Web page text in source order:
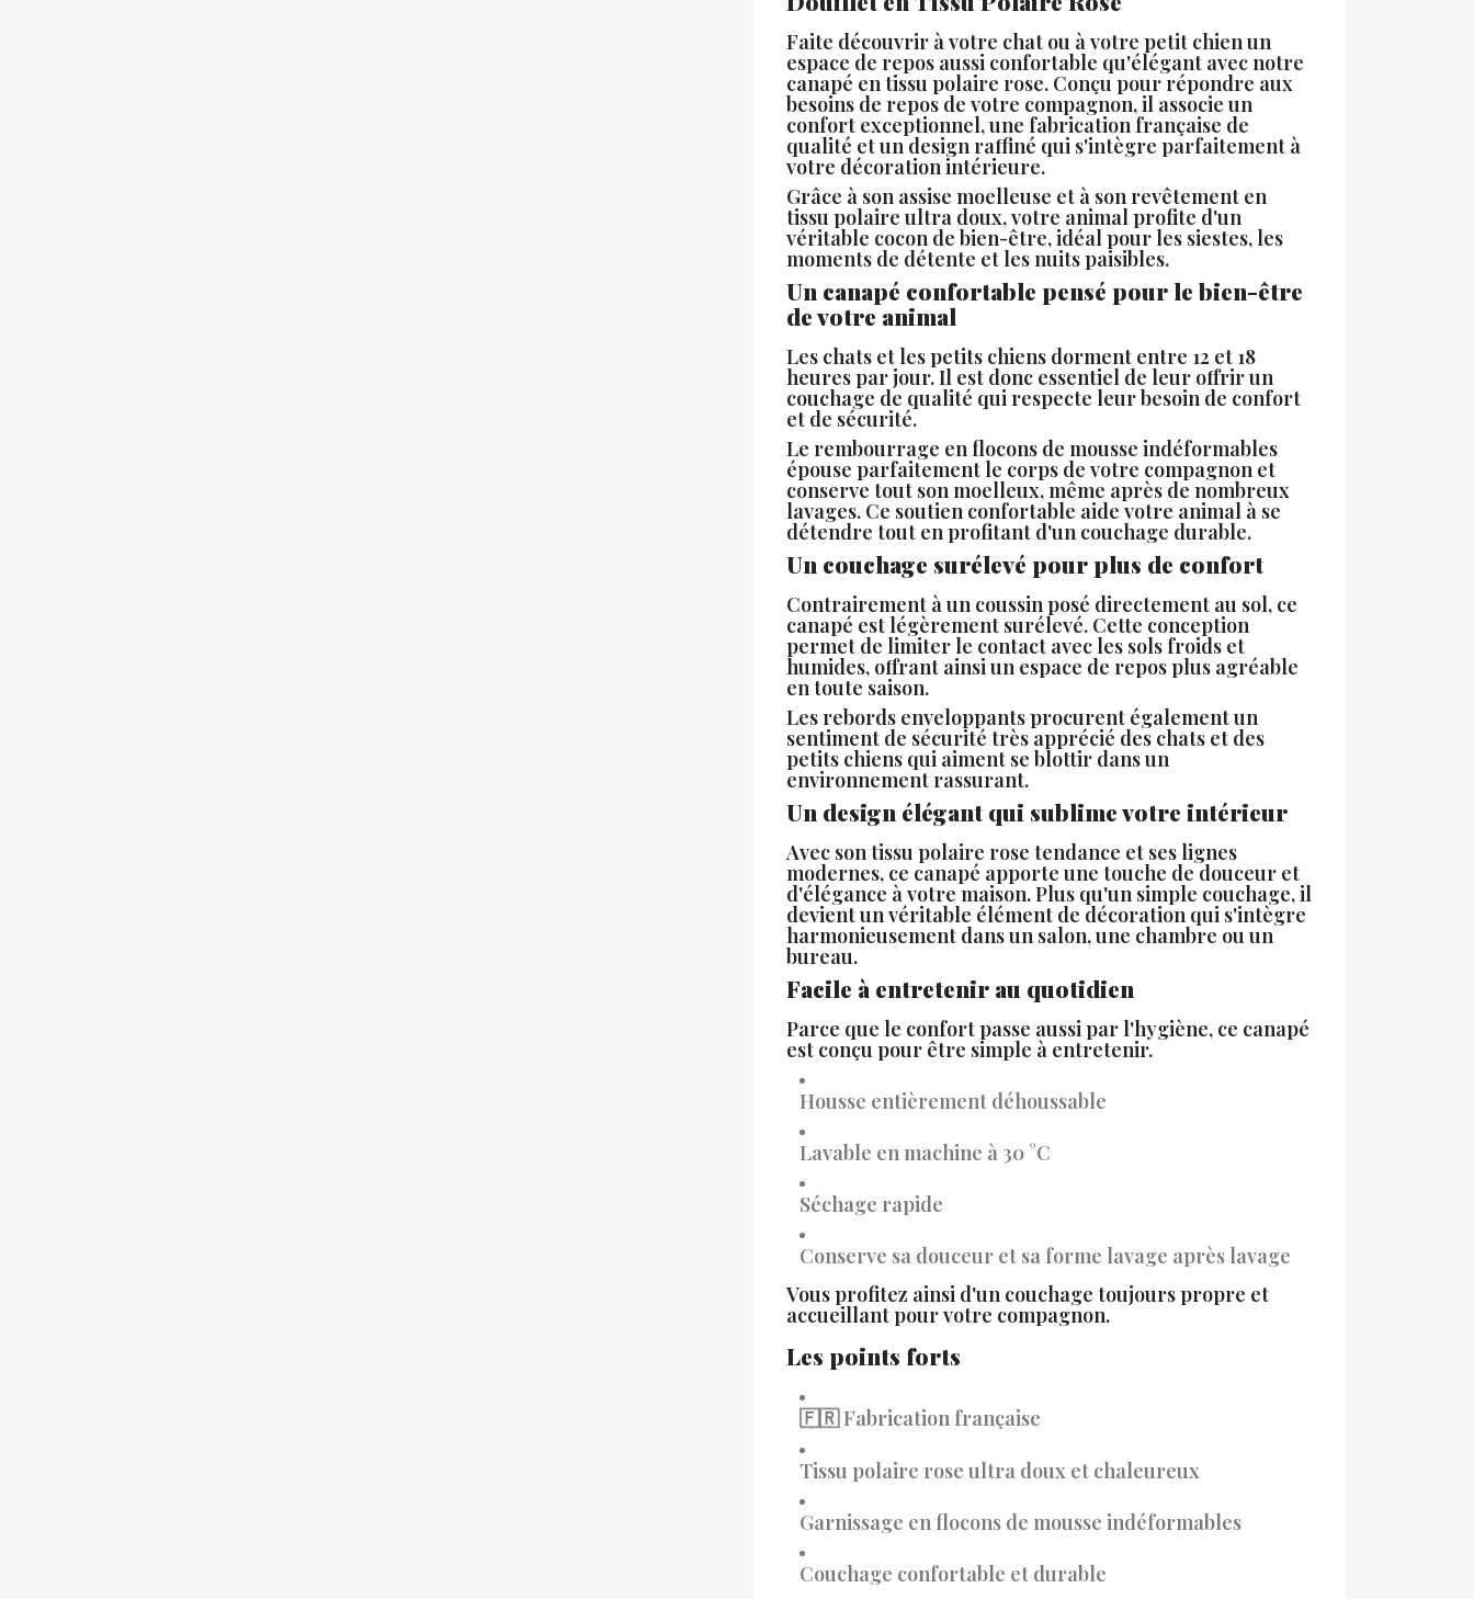
Faite découvrir à votre chat ou à votre petit chien un
espace de repos aussi confortable qu'élégant avec notre
canapé en tissu polaire rose. Conçu pour répondre aux
besoins de repos de votre compagnon, il associe un
confort exceptionnel, une fabrication française de
qualité et un design raffiné qui s'intègre parfaitement à
votre décoration intérieure.
Grâce à son assise moelleuse et à son revêtement en
tissu polaire ultra doux, votre animal profite d'un
véritable cocon de bien-être, idéal pour les siestes, les
moments de détente et les nuits paisibles.
Un canapé confortable pensé pour le bien-être
de votre animal
Les chats et les petits chiens dorment entre 12 et 18
heures par jour. Il est donc essentiel de leur offrir un
couchage de qualité qui respecte leur besoin de confort
et de sécurité.
Le rembourrage en flocons de mousse indéformables
épouse parfaitement le corps de votre compagnon et
conserve tout son moelleux, même après de nombreux
lavages. Ce soutien confortable aide votre animal à se
détendre tout en profitant d'un couchage durable.
Un couchage surélevé pour plus de confort
Contrairement à un coussin posé directement au sol, ce
canapé est légèrement surélevé. Cette conception
permet de limiter le contact avec les sols froids et
humides, offrant ainsi un espace de repos plus agréable
en toute saison.
Les rebords enveloppants procurent également un
sentiment de sécurité très apprécié des chats et des
petits chiens qui aiment se blottir dans un
environnement rassurant.
Un design élégant qui sublime votre intérieur
Avec son tissu polaire rose tendance et ses lignes
modernes, ce canapé apporte une touche de douceur et
d'élégance à votre maison. Plus qu'un simple couchage, il
devient un véritable élément de décoration qui s'intègre
harmonieusement dans un salon, une chambre ou un
bureau.
Facile à entretenir au quotidien
Parce que le confort passe aussi par l'hygiène, ce canapé
est conçu pour être simple à entretenir.
Housse entièrement déhoussable
Lavable en machine à 30 °C
Séchage rapide
Conserve sa douceur et sa forme lavage après lavage
Vous profitez ainsi d'un couchage toujours propre et
accueillant pour votre compagnon.
Les points forts
🇫🇷Fabrication française
Tissu polaire rose ultra doux et chaleureux
Garnissage en flocons de mousse indéformables
Couchage confortable et durable